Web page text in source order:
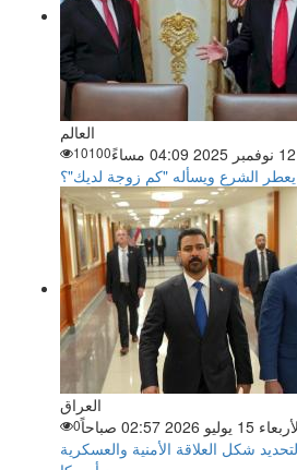
العالم
10100
الشرع ويسأله "كم زوجة لديك"؟
العراق
15 يوليو 2026 02:57 صباحاً
0
شكل العلاقة الأمنية والعسكرية